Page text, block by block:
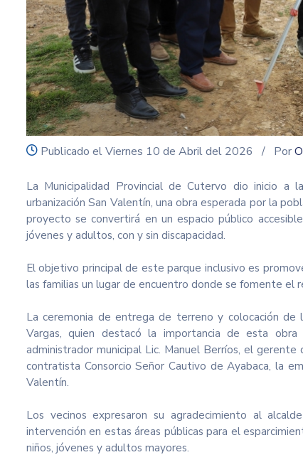
icon
Publicado el Viernes 10 de Abril del 2026 / Por
La Municipalidad Provincial de Cutervo dio inicio a
urbanización San Valentín, una obra esperada por la
proyecto se convertirá en un espacio público
jóvenes y adultos, con y sin discapacidad.
El objetivo principal de este parque inclusivo es
las familias un lugar de encuentro donde se fomente el
La ceremonia de entrega de terreno y colocación de
Vargas, quien destacó la importancia de esta
administrador municipal Lic. Manuel Berríos, el
contratista Consorcio Señor Cautivo de Ayabaca, la
Valentín.
Los vecinos expresaron su agradecimiento al
intervención en estas áreas públicas para el
niños, jóvenes y adultos mayores.